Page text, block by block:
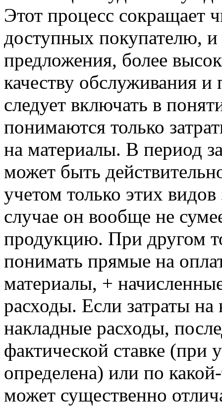
Этот процесс сокращает
доступных покупателю, и
предложения, более
качеству обслуживания
следует включать в
понимаются только
на материалы. В период
может быть
учетом только этих
случае он вообще не
продукцию. При другом
понимать прямые на
материалы, +
расходы. Если затраты
накладные расходы,
фактической ставке (при
определена) или по
может существенно